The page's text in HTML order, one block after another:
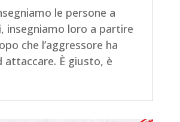
le persone a
insegniamo loro a partire
che l’aggressore ha
attaccare. È giusto, è